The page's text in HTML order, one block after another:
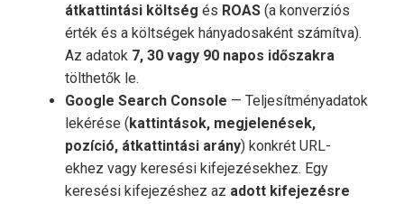
átkattintási költség és ROAS (a konverziós
érték és a költségek hányadosaként számítva).
Az adatok 7, 30 vagy 90 napos időszakra
tölthetők le.
Google Search Console — Teljesítményadatok
lekérése ( kattintások, megjelenések,
pozíció, átkattintási arány) konkrét URL-
ekhez vagy keresési kifejezésekhez. Egy
keresési kifejezéshez az adott kifejezésre